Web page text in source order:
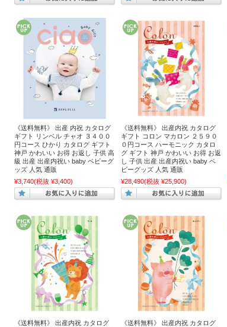
《送料無料》 出産 内祝 カタログ
ギフト リンベル チャオ ３４００
円コース ひかり カタログ ギフト
神戸 かわいい お得 お返し 子供 高
級 出産 出産内祝い baby ベビーグ
ッズ 人気 通販
¥3,740(税抜 ¥3,400)
《送料無料》 出産内祝 カタログ
ギフト コロン マカロン ２５９０
０円コース ハーモニック カタロ
グ ギフト 神戸 かわいい お得 お返
し 子供 出産 出産内祝い baby ベ
ビーグッズ 人気 通販
¥28,490(税抜 ¥25,900)
《送料無料》 出産内祝 カタログ
《送料無料》 出産内祝 カタログ